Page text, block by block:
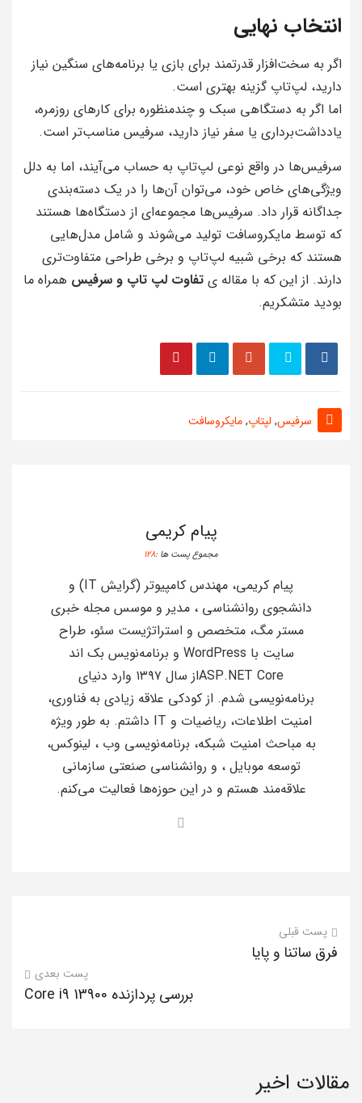
انتخاب نهایی
اگر به سخت‌افزار قدرتمند برای بازی یا برنامه‌های سنگین نیاز
دارید، لپ‌تاپ گزینه بهتری است.
اما اگر به دستگاهی سبک و چندمنظوره برای کارهای روزمره،
یادداشت‌برداری یا سفر نیاز دارید، سرفیس مناسب‌تر است.
سرفیس‌ها در واقع نوعی لپ‌تاپ به حساب می‌آیند، اما به دلل
ویژگی‌های خاص خود، می‌توان آن‌ها را در یک دسته‌بندی
جداگانه قرار داد. سرفیس‌ها مجموعه‌ای از دستگاه‌ها هستند
که توسط مایکروسافت تولید می‌شوند و شامل مدل‌هایی
هستند که برخی شبیه لپ‌تاپ و برخی طراحی متفاوت‌تری
دارند. از این که با مقاله ی تفاوت لپ تاپ و سرفیس همراه ما
بودید متشکریم.
سرفیس, لپتاپ,مایکروسافت
پیام کریمی
مجموع پست ها :128
پیام کریمی، مهندس کامپیوتر (گرایش IT) و
دانشجوی روانشناسی ، مدیر و موسس مجله خبری
مستر مگ، متخصص و استراتژیست سئو، طراح
سایت با WordPress و برنامه‌نویس بک اند
ASP.NET Coreاز سال ۱۳۹۷ وارد دنیای
برنامه‌نویسی شدم. از کودکی علاقه زیادی به فناوری،
امنیت اطلاعات، ریاضیات و IT داشتم. به طور ویژه
به مباحث امنیت شبکه، برنامه‌نویسی وب ، لینوکس،
توسعه موبایل ، و روانشناسی صنعتی سازمانی
علاقه‌مند هستم و در این حوزه‌ها فعالیت می‌کنم.
پست قبلی
فرق ساتنا و پایا
پست بعدی
بررسی پردازنده Core i9 13900
مقالات اخیر